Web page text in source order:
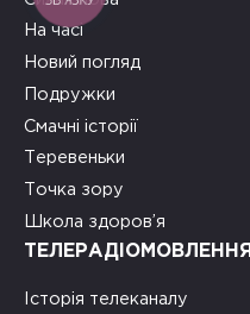
На часі
Новий погляд
Подружки
Смачні історії
Теревеньки
Точка зору
Школа здоров’я
ТЕЛЕРАДІОМОВЛЕННЯ
Історія телеканалу